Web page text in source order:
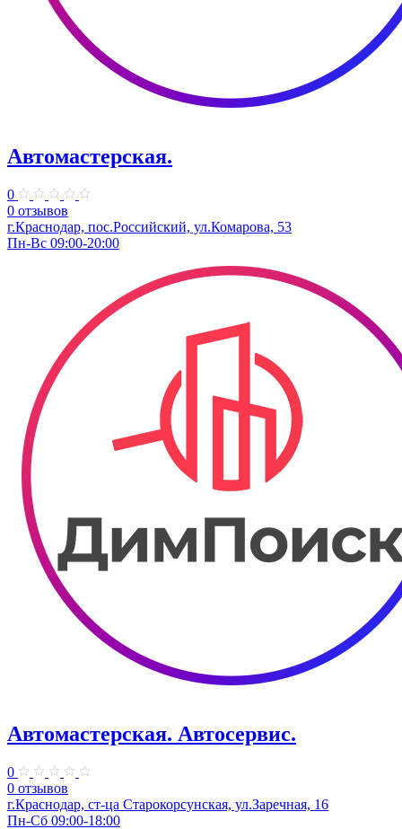
Автомастерская.
0
0 отзывов
г.Краснодар, пос.Российский, ул.Комарова, 53
Пн-Вс 09:00-20:00
Автомастерская. Автосервис.
0
0 отзывов
г.Краснодар, ст-ца Старокорсунская, ул.Заречная, 16
Пн-Сб 09:00-18:00